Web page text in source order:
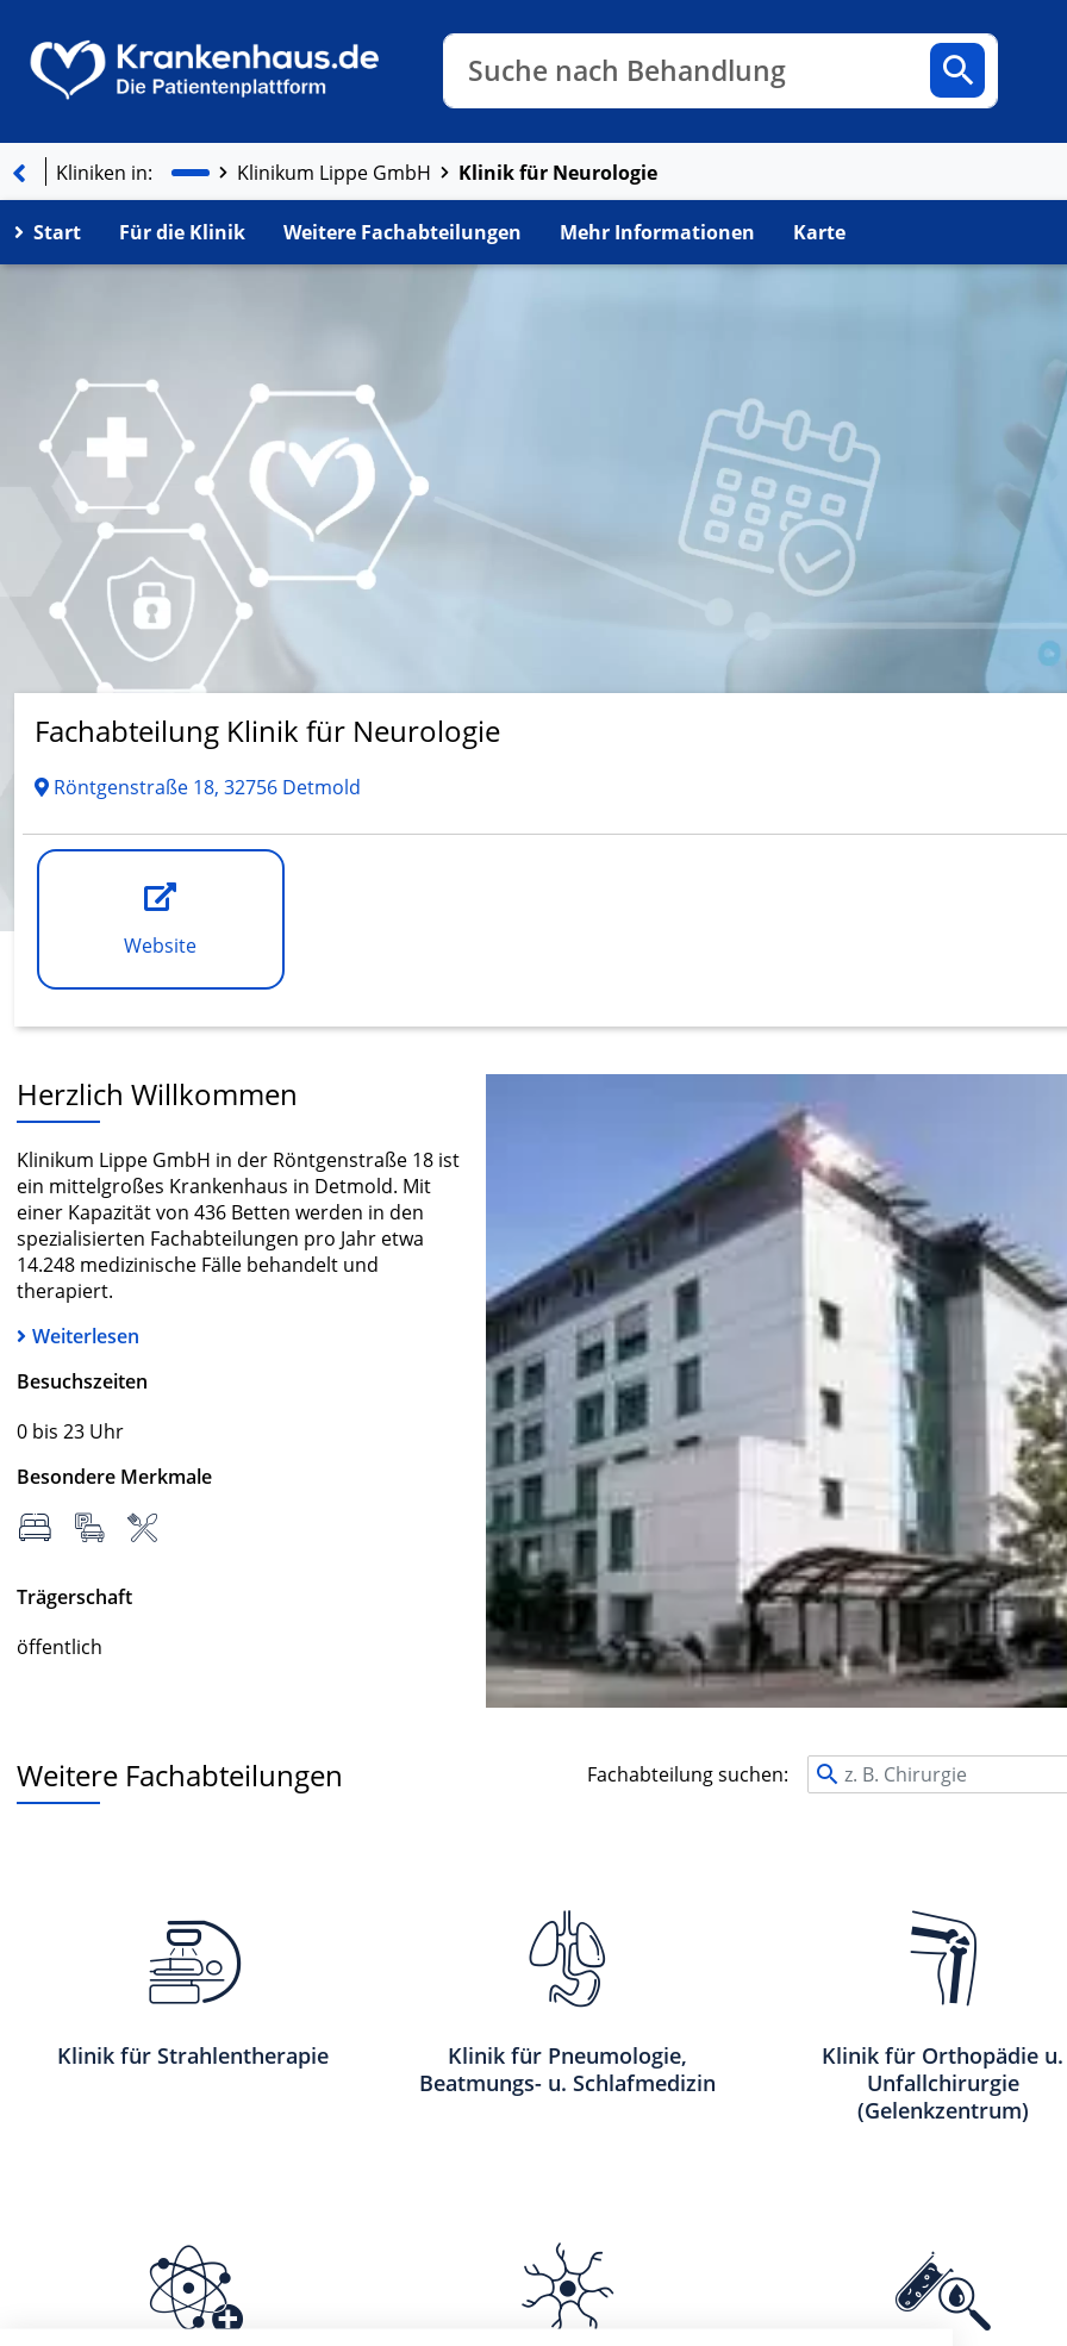
Suche nach Diagnose
Kliniken in: Klinikum Lippe GmbH Klinik für Neurologie
Start Für die Klinik Weitere Fachabteilungen Mehr Informationen Karte
Fachabteilung Klinik für Neurologie
Röntgenstraße 18, 32756 Detmold
Website
Herzlich Willkommen
Klinikum Lippe GmbH in der Röntgenstraße 18 ist
ein mittelgroßes Krankenhaus in Detmold. Mit
einer Kapazität von 436 Betten werden in den
spezialisierten Fachabteilungen pro Jahr etwa
14.248 medizinische Fälle behandelt und
therapiert.
Weiterlesen
Besuchszeiten
0 bis 23 Uhr
Besondere Merkmale
Trägerschaft
öffentlich
Weitere Fachabteilungen Fachabteilung suchen:
Klinik für Strahlentherapie
Klinik für Pneumologie,
Beatmungs- u. Schlafmedizin
Klinik für Orthopädie u.
Unfallchirurgie
(Gelenkzentrum)